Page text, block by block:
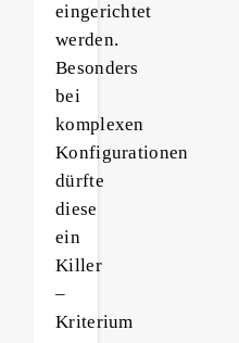
eingerichtet
werden.
Besonders
bei
komplexen
Konfigurationen
dürfte
diese
ein
Killer
–
Kriterium